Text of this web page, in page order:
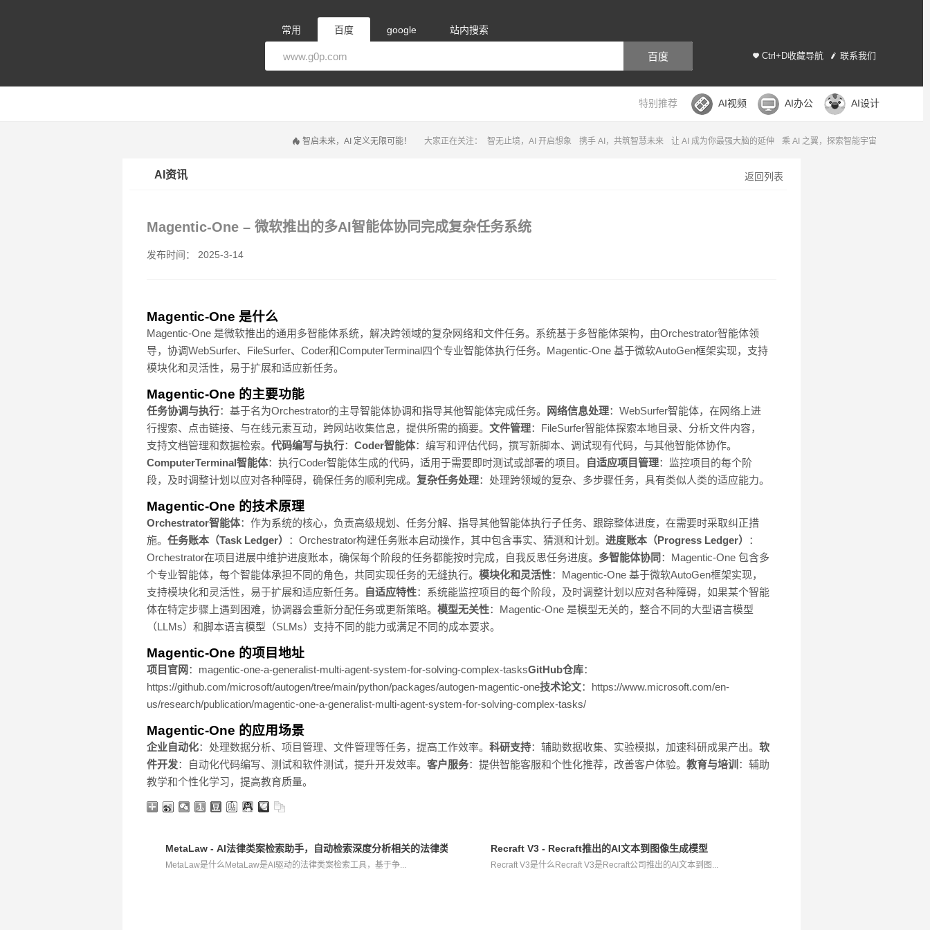
常用 百度 google 站内搜索
Ctrl+D收藏导航 联系我们
百度
特别推荐 AI视频 AI办公 AI设计
大家正在关注： 智无止境，AI 开启想象 携手 AI，共筑智慧未来 让 AI 成为你最强大脑的延伸 乘 AI 之翼，探索智能宇宙
智启未来，AI 定义无限可能！
返回列表
AI资讯
Magentic-One – 微软推出的多AI智能体协同完成复杂任务系统
发布时间： 2025-3-14
Magentic-One 是什么
Magentic-One 是微软推出的通用多智能体系统，解决跨领域的复杂网络和文件任务。系统基于多智能体架构，由Orchestrator智能体领
导，协调WebSurfer、FileSurfer、Coder和ComputerTerminal四个专业智能体执行任务。Magentic-One 基于微软AutoGen框架实现，支持
模块化和灵活性，易于扩展和适应新任务。
Magentic-One 的主要功能
任务协调与执行：基于名为Orchestrator的主导智能体协调和指导其他智能体完成任务。 网络信息处理：WebSurfer智能体，在网络上进
行搜索、点击链接、与在线元素互动，跨网站收集信息，提供所需的摘要。 文件管理：FileSurfer智能体探索本地目录、分析文件内容，
支持文档管理和数据检索。 代码编写与执行： Coder智能体：编写和评估代码，撰写新脚本、调试现有代码，与其他智能体协作。
ComputerTerminal智能体：执行Coder智能体生成的代码，适用于需要即时测试或部署的项目。 自适应项目管理：监控项目的每个阶
段，及时调整计划以应对各种障碍，确保任务的顺利完成。 复杂任务处理：处理跨领域的复杂、多步骤任务，具有类似人类的适应能力。
Magentic-One 的技术原理
Orchestrator智能体：作为系统的核心，负责高级规划、任务分解、指导其他智能体执行子任务、跟踪整体进度，在需要时采取纠正措
施。 任务账本（Task Ledger） ：Orchestrator构建任务账本启动操作，其中包含事实、猜测和计划。 进度账本（Progress Ledger）
：
Orchestrator在项目进展中维护进度账本，确保每个阶段的任务都能按时完成，自我反思任务进度。 多智能体协同 ：Magentic-One 包含多
个专业智能体，每个智能体承担不同的角色，共同实现任务的无缝执行。 模块化和灵活性：Magentic-One 基于微软AutoGen框架实现，
支持模块化和灵活性，易于扩展和适应新任务。
自适应特性：系统能监控项目的每个阶段，及时调整计划以应对各种障碍，如果某个智能
体在特定步骤上遇到困难，协调器会重新分配任务或更新策略。 模型无关性：Magentic-One 是模型无关的，整合不同的大型语言模型
（LLMs）和脚本语言模型（SLMs）支持不同的能力或满足不同的成本要求。
Magentic-One 的项目地址
项目官网 ：magentic-one-a-generalist-multi-agent-system-for-solving-complex-tasksGitHub仓库：
https://github.com/microsoft/autogen/tree/main/python/packages/autogen-magentic-one技术论文：https://www.microsoft.com/en-
us/research/publication/magentic-one-a-generalist-multi-agent-system-for-solving-complex-tasks/
Magentic-One 的应用场景
企业自动化：处理数据分析、项目管理、文件管理等任务，提高工作效率。 科研支持：辅助数据收集、实验模拟，加速科研成果产出。 软
件开发：自动化代码编写、测试和软件测试，提升开发效率。 客户服务：提供智能客服和个性化推荐，改善客户体验。 教育与培训 ：辅助
教学和个性化学习，提高教育质量。
MetaLaw - AI法律类案检索助手，自动检索深度分析相关的法律类案
MetaLaw是什么MetaLaw是AI驱动的法律类案检索工具，基于争...
Recraft V3 - Recraft推出的AI文本到图像生成模型
Recraft V3是什么Recraft V3是Recraft公司推出的AI文本到图...